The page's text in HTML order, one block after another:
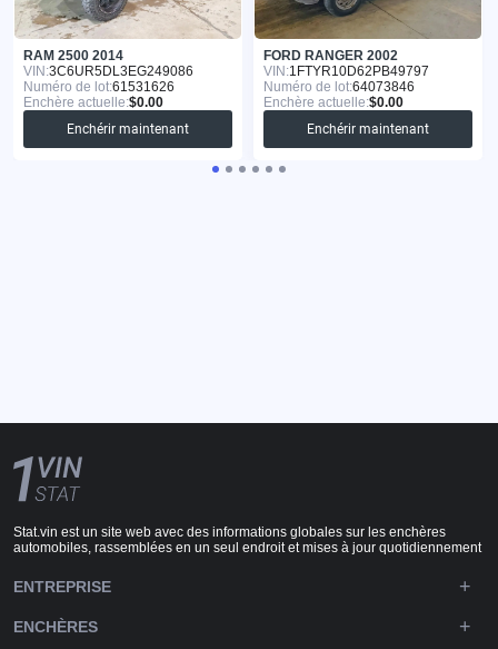
RAM 2500 2014
VIN:3C6UR5DL3EG249086
Numéro de lot:61531626
Enchère actuelle:$0.00
Enchérir maintenant
FORD RANGER 2002
VIN:1FTYR10D62PB49797
Numéro de lot:64073846
Enchère actuelle:$0.00
Enchérir maintenant
Stat.vin est un site web avec des informations globales sur les enchères
automobiles, rassemblées en un seul endroit et mises à jour quotidiennement
ENTREPRISE
ENCHÈRES